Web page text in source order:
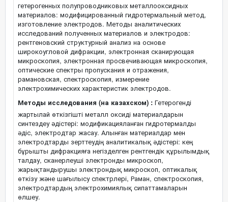
гетерогенных полупроводниковых металлооксидных
материалов: модифицированный гидротермальный метод,
изготовление электродов. Методы аналитических
исследований полученных материалов и электродов:
рентгеновский структурный анализ на основе
широкоугловой дифракции, электронная сканирующая
микроскопия, электронная просвечивающая микроскопия,
оптические спектры пропускания и отражения,
рамановская, спектроскопия, измерение
электрохимических характеристик электродов.
Методы исследования (на казахском) : Гетерогенді
жартылай өткізгішті металл оксиді материалдарын
синтездеу әдістері: модификацияланған гидротермалды
әдіс, электродтар жасау. Алынған материалдар мен
электродтарды зерттеудің аналитикалық әдістері: кең
бұрышты дифракцияға негізделген рентгендік құрылымдық
талдау, сканерлеуші электронды микроскоп,
жарықтандырушы электрондық микроскоп, оптикалық
өткізу және шағылысу спектрлері, Раман, спектроскопия,
электродтардың электрохимиялық сипаттамаларын
өлшеу.